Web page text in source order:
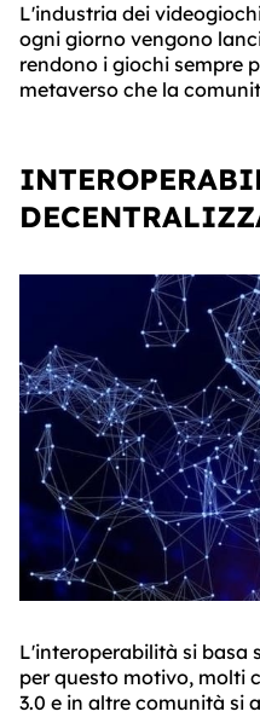
L'industria dei
ogni giorno vengono
rendono i giochi sempre
metaverso che la
L'interoperabilità si basa
per questo motivo, molti
3.0 e in altre comunità si